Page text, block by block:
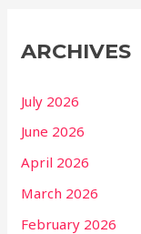
ARCHIVES
July 2026
June 2026
April 2026
March 2026
February 2026